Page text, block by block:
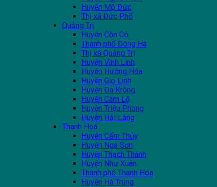
Huyện Mộ Đức
Thị xã Đức Phổ
Quảng Trị
Huyện Cồn Cỏ
Thành phố Đông Hà
Thị xã Quảng Trị
Huyện Vĩnh Linh
Huyện Hướng Hóa
Huyện Gio Linh
Huyện Đa Krông
Huyện Cam Lộ
Huyện Triệu Phong
Huyện Hải Lăng
Thanh Hoá
Huyện Cẩm Thủy
Huyện Nga Sơn
Huyện Thạch Thành
Huyện Như Xuân
Thành phố Thanh Hóa
Huyện Hà Trung